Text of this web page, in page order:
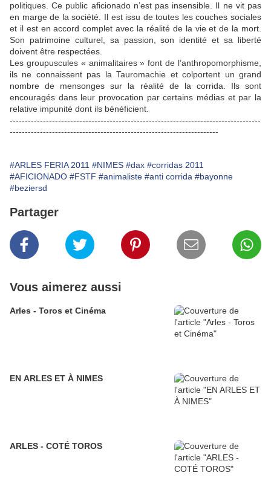
politiques. Ce public aficionado n’est pas insensible. Il ne vit pas
en marge de la société. Il est issu de toutes les couches sociales
et il est en accord complet avec la réalité de la vie et de la mort.
Son patrimoine culturel, sa passion, son identité et sa liberté
doivent être respectées.
Les groupuscules « animalitaires » font de l’anthropomorphisme,
ils ne connaissent pas la Tauromachie et colportent un grand
nombre de mensonges sur la réalité de la corrida. Ils sont
encouragés dans leur provocation par certains médias et par la
relative impunité dont ils bénéficient.
-----------------------------------------------------------------------------------
---------------------------------------------------------------------
#ARLES FERIA 2011 #NIMES #dax #corridas 2011
#AFICIONADO #FSTF #animaliste #anti corrida #bayonne
#beziersd
Partager
Vous aimerez aussi
Arles - Toros et Cinéma
EN ARLES ET À NIMES
ARLES - COTÉ TOROS